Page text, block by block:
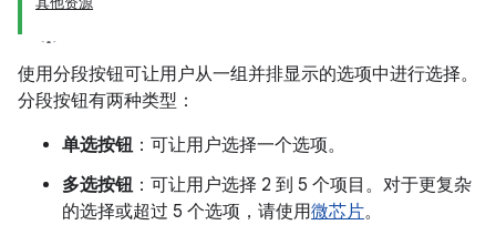
使用分段按钮可让用户从一组并排显示的选项中进行选择。
分段按钮有两种类型：
单选按钮：可让用户选择一个选项。
多选按钮：可让用户选择 2 到 5 个项目。对于更复杂
的选择或超过 5 个选项，请使用微芯片。